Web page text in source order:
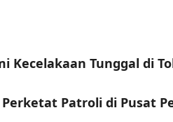
Kecelakaan Tunggal di
Patroli di Pusat